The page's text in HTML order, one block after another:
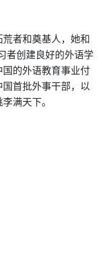
者和奠基人，她和
者创建良好的外语学
的外语教育事业付
首批外事干部，以
满天下。